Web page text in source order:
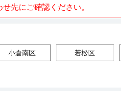
先にご確認ください。
小倉南区 若松区